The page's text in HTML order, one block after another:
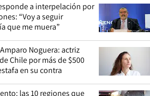
a interpelación por
“Voy a seguir
que me muera”
Noguera: actriz
Chile por más de $500
en su contra
las 10 regiones que